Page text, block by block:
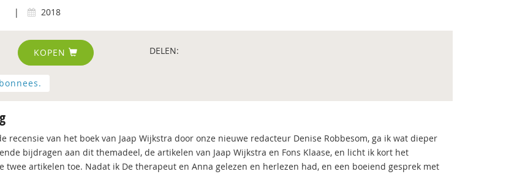
| 2018
KOPEN DELEN:
recensie van het boek van Jaap Wijkstra door onze nieuwe redacteur Denise Robbesom, ga ik wat dieper
bijdragen aan dit themadeel, de artikelen van Jaap Wijkstra en Fons Klaase, en licht ik kort het
twee artikelen toe. Nadat ik De therapeut en Anna gelezen en herlezen had, en een boeiend gesprek met